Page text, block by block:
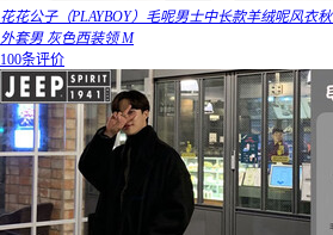
花花公子（PLAYBOY）毛呢男士中长款羊绒呢风衣
外套男 灰色西装领 M
100条评价